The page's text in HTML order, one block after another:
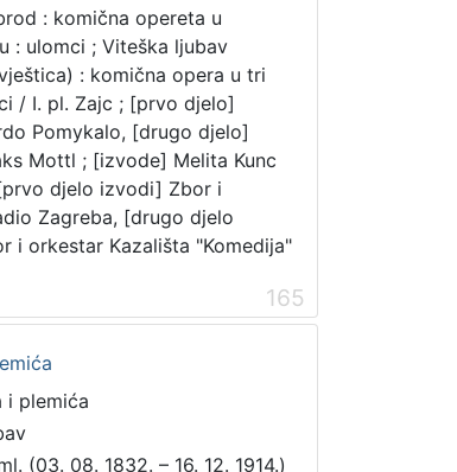
: komična opereta u
: ulomci ; Viteška ljubav
: komična opera u tri
/ I. pl. Zajc ; [prvo djelo]
Pomykalo, [drugo djelo]
Mottl ; [izvode] Melita Kunc
djelo izvodi] Zbor i
Zagreba, [drugo djelo
i orkestar Kazališta "Komedija"
165
i plemića
(03. 08. 1832. – 16. 12. 1914.)